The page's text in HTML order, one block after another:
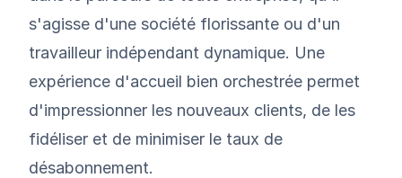
s'agisse d'une société florissante ou d'un
travailleur indépendant dynamique. Une
expérience d'accueil bien orchestrée permet
d'impressionner les nouveaux clients, de les
fidéliser et de minimiser le taux de
désabonnement.